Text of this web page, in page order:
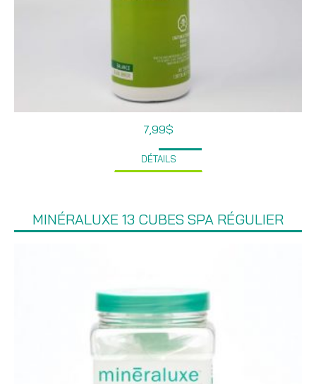
7,99$
DÉTAILS
MINÉRALUXE 13 CUBES SPA RÉGULIER